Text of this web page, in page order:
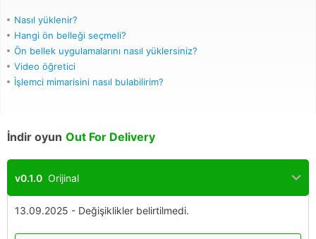
Nasıl yüklenir?
Hangi ön belleği seçmeli?
Ön bellek uygulamalarını nasıl yüklersiniz?
Video öğretici
İşlemci mimarisini nasıl bulabilirim?
İndir oyun Out For Delivery
v0.1.0 Orijinal
13.09.2025 - Değişiklikler belirtilmedi.